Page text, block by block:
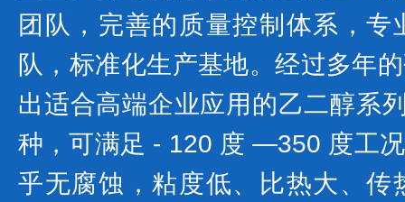
团队，完善的质量控制体系，
队，标准化生产基地。经过多年
出适合高端企业应用的乙二醇系
种，可满足 - 120 度 —350 度工
乎无腐蚀，粘度低、比热大、传